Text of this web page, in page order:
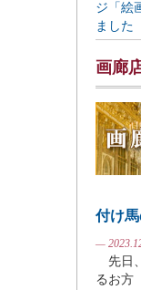
ジ「絵
ました
画廊
付け
—
先日
るお方